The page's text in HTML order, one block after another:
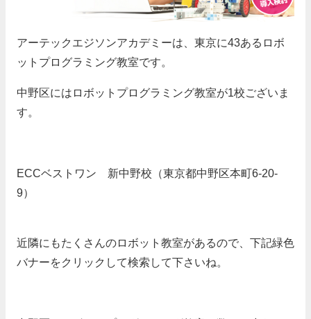
アーテックエジソンアカデミーは、東京に43あるロボ
ットプログラミング教室です。
中野区にはロボットプログラミング教室が1校ございま
す。
ECCベストワン 新中野校（東京都中野区本町6-20-
9）
近隣にもたくさんのロボット教室があるので、下記緑色
バナーをクリックして検索して下さいね。